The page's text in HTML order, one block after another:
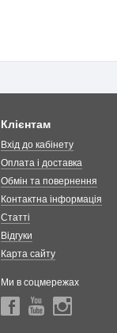
Клієнтам
Вхід до кабінету
Оплата і доставка
Обмін та повернення
Контактна інформація
Статті
Відгуки
Карта сайту
Ми в соцмережах